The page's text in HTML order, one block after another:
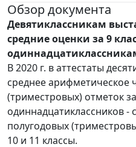
Обзор документа
Девятиклассникам
средние оценки за 9
В 2020 г. в аттестаты
среднее арифметическое
(триместровых) отметок
одиннадцатиклассников
полугодовых
10 и 11 классы.